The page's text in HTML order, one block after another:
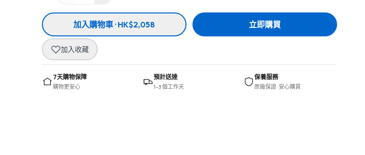
加入購物車 · HK$2,058 立即購買
加入收藏
7天購物保障
購物更安心
預計送達
1–3 個工作天
保養服務
原廠保證 · 安心購買